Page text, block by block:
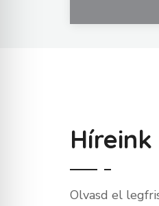
Híreink
Olvasd el